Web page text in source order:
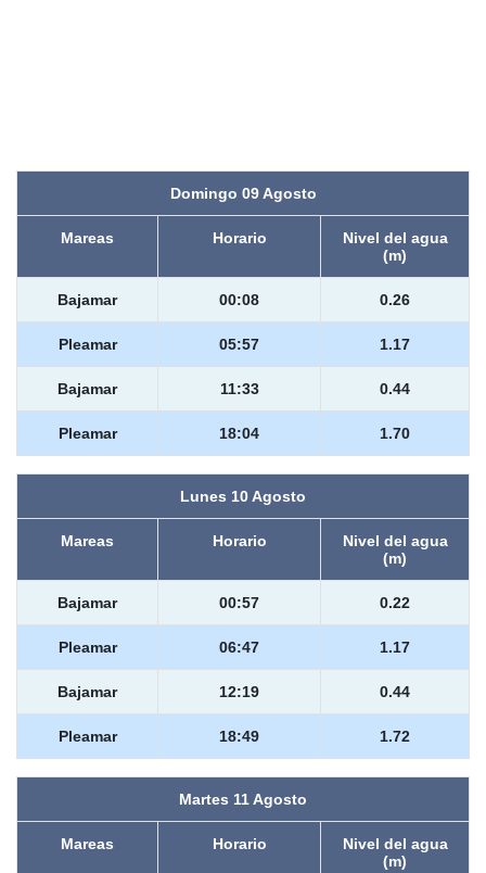
Domingo 09 Agosto
Mareas Horario
Nivel del agua
(m)
Bajamar 00:08 0.26
Pleamar 05:57 1.17
Bajamar 11:33 0.44
Pleamar 18:04 1.70
Lunes 10 Agosto
Mareas Horario
Nivel del agua
(m)
Bajamar 00:57 0.22
Pleamar 06:47 1.17
Bajamar 12:19 0.44
Pleamar 18:49 1.72
Martes 11 Agosto
Mareas Horario
Nivel del agua
(m)